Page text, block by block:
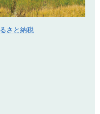
さと納税